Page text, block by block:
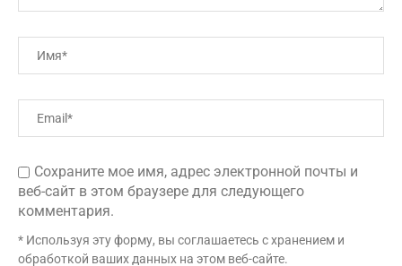
Сохраните мое имя, адрес электронной почты и
веб-сайт в этом браузере для следующего
комментария.
* Используя эту форму, вы соглашаетесь с хранением и
обработкой ваших данных на этом веб-сайте.